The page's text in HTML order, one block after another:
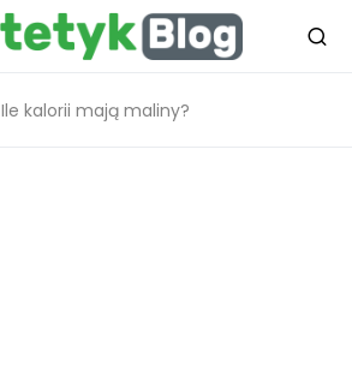
Ile kalorii mają maliny?